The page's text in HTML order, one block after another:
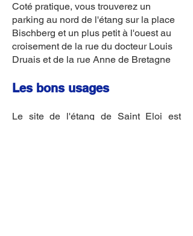
Coté pratique, vous trouverez un
parking au nord de l'étang sur la place
Bischberg et un plus petit à l'ouest au
croisement de la rue du docteur Louis
Druais et de la rue Anne de Bretagne
Les bons usages
Le site de l'étang de Saint Eloi est